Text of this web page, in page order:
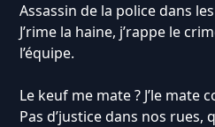
Assassin de la police dans
J’rime la haine, j’rappe le
l’équipe.
Le keuf me mate ? J’le mate
Pas d’justice dans nos rues,